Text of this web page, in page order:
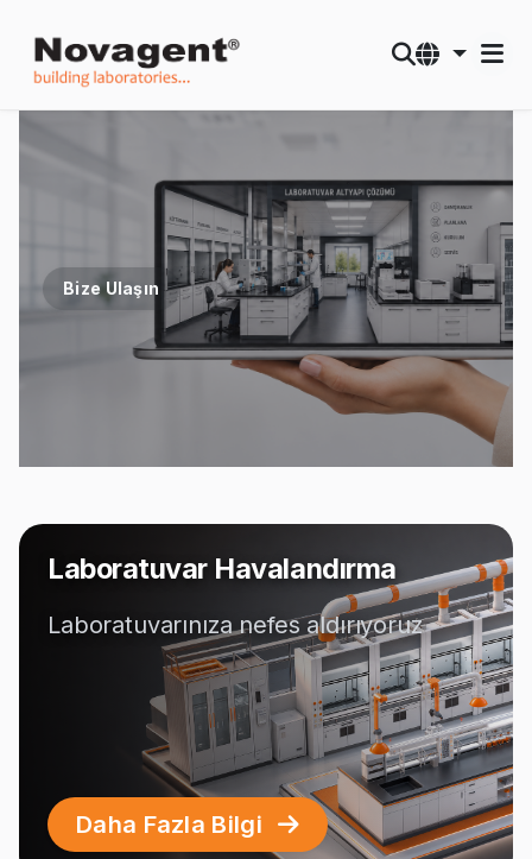
Bize Ulaşın
Laboratuvar Havalandırma
Laboratuvarınıza nefes aldırıyoruz
Daha Fazla Bilgi